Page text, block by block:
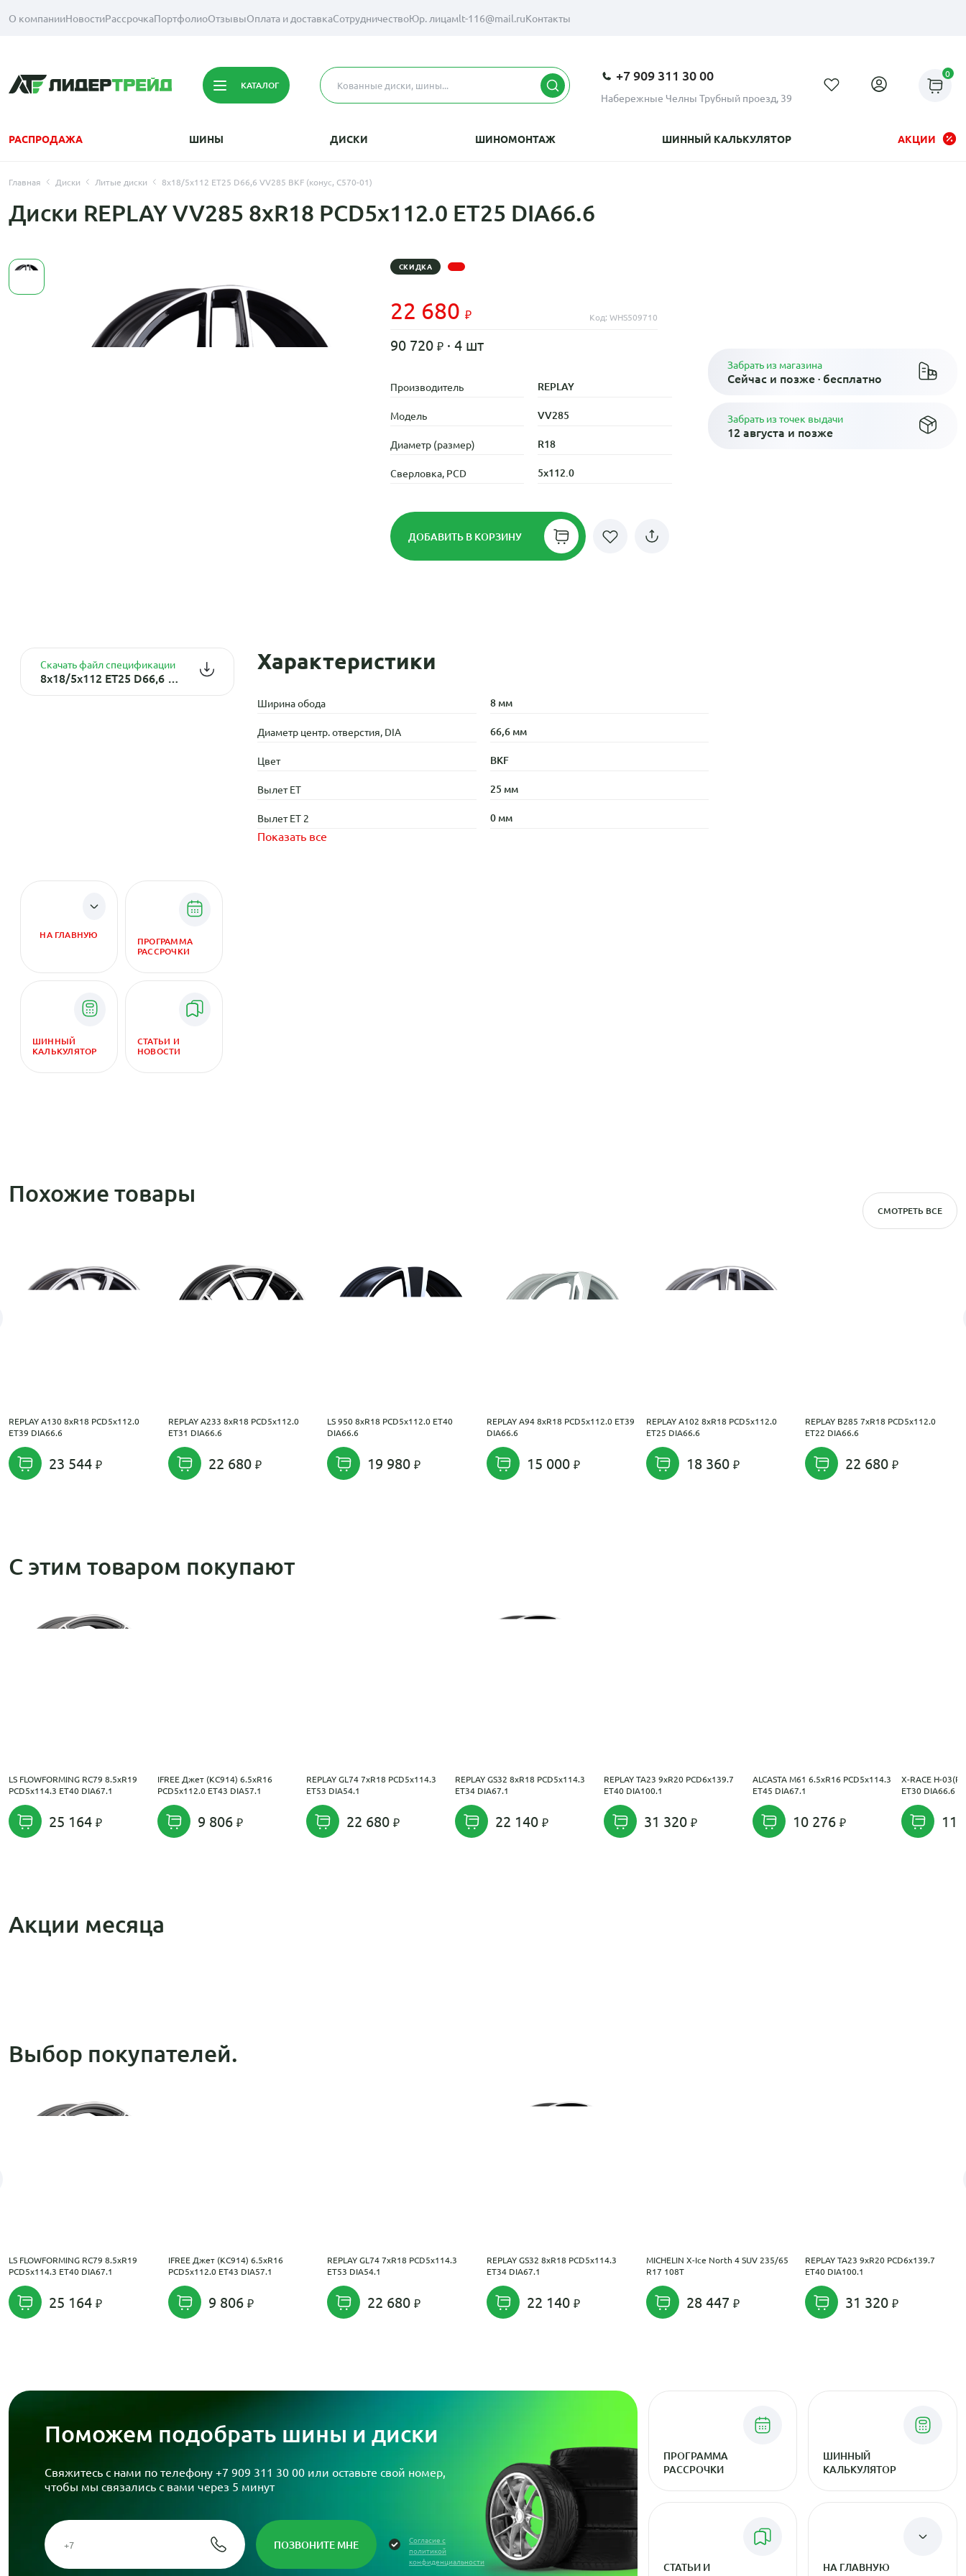
О компанииНовостиРассрочкаПортфолиоОтзывыОплата и доставкаСотрудничествоЮр. лицамlt-116@mail.ruКонтакты
КАТАЛОГ
+7 909 311 30 00
Набережные Челны Трубный проезд, 39
0
РАСПРОДАЖА ШИНЫ ДИСКИ ШИНОМОНТАЖ ШИННЫЙ КАЛЬКУЛЯТОР АКЦИИ
Главная Диски Литые диски 8x18/5x112 ET25 D66,6 VV285 BKF (конус, C570-01)
Диски REPLAY VV285 8xR18 PCD5x112.0 ET25 DIA66.6
СКИДКА
22 680 Код: WHS509710
90 720 · 4 шт
Производитель REPLAY
Модель VV285
Диаметр (размер) R18
Сверловка, PCD 5x112.0
ДОБАВИТЬ В КОРЗИНУ
Забрать из магазина
Сейчас и позже · бесплатно
Забрать из точек выдачи
12 августа и позже
Скачать файл спецификации
8x18/5x112 ET25 D66,6 VV285 BKF (конус, C570-01)
Характеристики
Ширина обода 8 мм
Диаметр центр. отверстия, DIA 66,6 мм
Цвет BKF
Вылет ET 25 мм
Вылет ET 2 0 мм
Показать все
НА ГЛАВНУЮ
ПРОГРАММА
РАССРОЧКИ
ШИННЫЙ
КАЛЬКУЛЯТОР
СТАТЬИ И
НОВОСТИ
Похожие товары
СМОТРЕТЬ ВСЕ
REPLAY A130 8xR18 PCD5x112.0
ET39 DIA66.6
23 544
REPLAY A233 8xR18 PCD5x112.0
ET31 DIA66.6
22 680
LS 950 8xR18 PCD5x112.0 ET40
DIA66.6
19 980
REPLAY A94 8xR18 PCD5x112.0 ET39
DIA66.6
15 000
REPLAY A102 8xR18 PCD5x112.0
ET25 DIA66.6
18 360
REPLAY B285 7xR18 PCD5x112.0
ET22 DIA66.6
22 680
С этим товаром покупают
LS FLOWFORMING RC79 8.5xR19
PCD5x114.3 ET40 DIA67.1
25 164
IFREE Джет (КС914) 6.5xR16
PCD5x112.0 ET43 DIA57.1
9 806
REPLAY GL74 7xR18 PCD5x114.3
ET53 DIA54.1
22 680
REPLAY GS32 8xR18 PCD5x114.3
ET34 DIA67.1
22 140
REPLAY TA23 9xR20 PCD6x139.7
ET40 DIA100.1
31 320
ALCASTA M61 6.5xR16 PCD5x114.3
ET45 DIA67.1
10 276
X-RACE H-
ET30 DIA66.6
11
Акции месяца
Выбор покупателей.
LS FLOWFORMING RC79 8.5xR19
PCD5x114.3 ET40 DIA67.1
25 164
IFREE Джет (КС914) 6.5xR16
PCD5x112.0 ET43 DIA57.1
9 806
REPLAY GL74 7xR18 PCD5x114.3
ET53 DIA54.1
22 680
REPLAY GS32 8xR18 PCD5x114.3
ET34 DIA67.1
22 140
MICHELIN X-Ice North 4 SUV 235/65
R17 108T
28 447
REPLAY TA23 9xR20 PCD6x139.7
ET40 DIA100.1
31 320
Поможем подобрать шины и диски
Свяжитесь с нами по телефону +7 909 311 30 00 или оставьте свой номер,
чтобы мы связались с вами через 5 минут
Согласие с
политикой
конфиденциальности
ПРОГРАММА
РАССРОЧКИ
ШИННЫЙ
КАЛЬКУЛЯТОР
СТАТЬИ И
НА ГЛАВНУЮ